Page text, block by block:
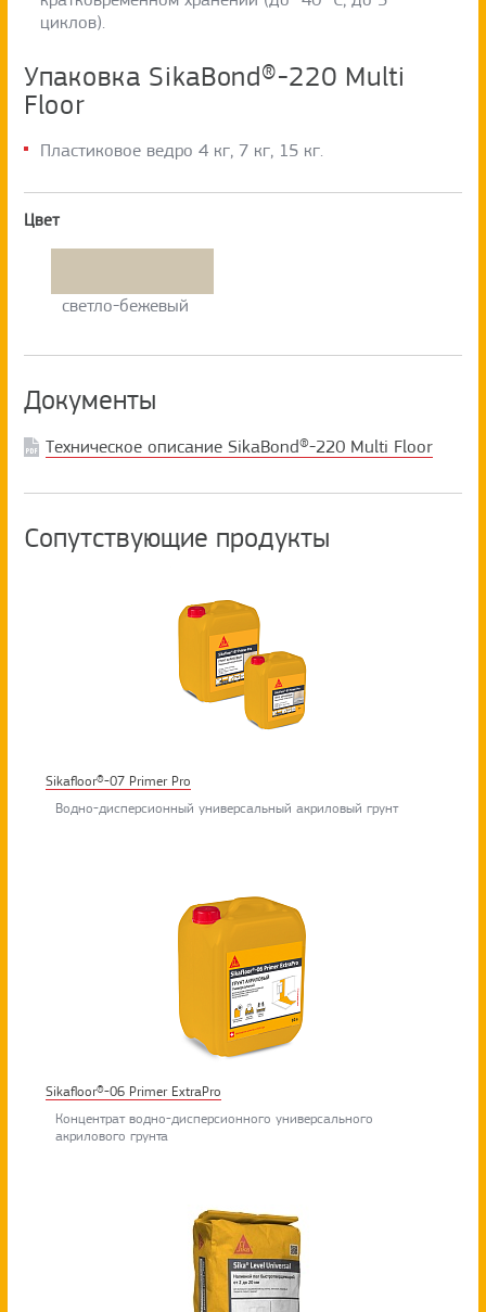
циклов).
Упаковка SikaBond®-220 Multi
Floor
Пластиковое ведро 4 кг, 7 кг, 15 кг.
Цвет
светло-бежевый
Документы
Техническое описание SikaBond®-220 Multi Floor
Сопутствующие продукты
Sikafloor®-07 Primer Pro
Водно-дисперсионный универсальный акриловый грунт
Sikafloor®-06 Primer ExtraPro
Концентрат водно-дисперсионного универсального
акрилового грунта